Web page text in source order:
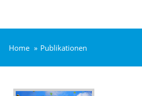
Home Publikationen